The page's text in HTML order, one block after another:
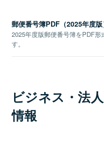
郵便番号簿PDF（2025年度版
2025年度版郵便番号簿をPDF形
す。
ビジネス・法
情報